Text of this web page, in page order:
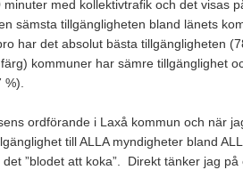
med kollektivtrafik och det visas
sämsta tillgängligheten bland länets
har det absolut bästa tillgängligheten
kommuner har sämre tillgänglighet
ordförande i Laxå kommun och när
till ALLA myndigheter bland
”blodet att koka”. Direkt tänker jag